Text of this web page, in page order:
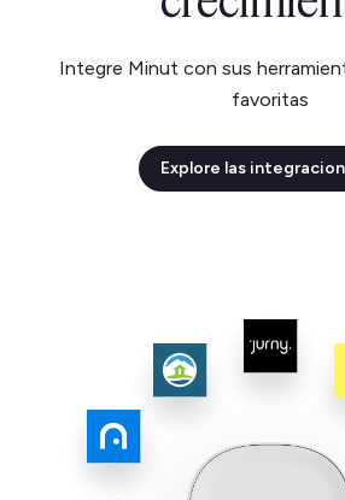
Integre Minut con sus
favoritas
Explore las